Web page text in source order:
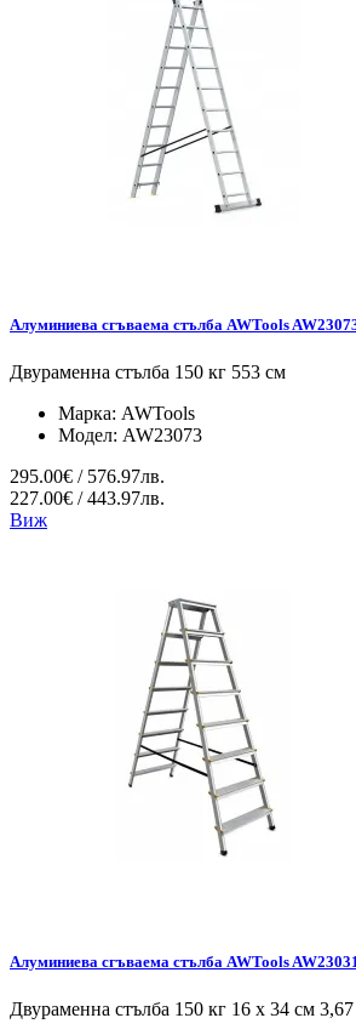
Алуминиева сгъваема стълба AWTools
Двураменна стълба 150 кг 553 см
Марка: AWTools
Модел: AW23073
295.00€ / 576.97лв.
227.00€ / 443.97лв.
Виж
Алуминиева сгъваема стълба AWTools
Двураменна стълба 150 кг 16 x 34 см